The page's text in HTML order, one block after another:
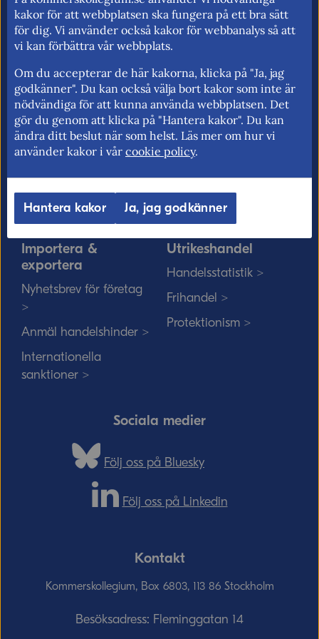
för fri rörlighet på EU:s inre marknad.
Kommerskollegium
Jobba hos oss >
Sök medarbetare >
Vårt uppdrag på
minoritetsspråk och
teckenspråk >
EU-rätten
Utan personnummer i
Sverige >
Solvit löser problem i EU
Myndigheter, kommuner
och EU-rätten >
Importera &
exportera
Nyhetsbrev för företag
>
Anmäl handelshinder >
Internationella
sanktioner >
Utrikeshandel
Handelsstatistik >
Frihandel >
Protektionism >
Sociala medier
Följ oss på Bluesky
Följ oss på Linkedin
Kontakt
Kommerskollegium, Box 6803, 113 86 Stockholm
Besöksadress: Fleminggatan 14
kakor för att webbplatsen ska fungera på ett bra sätt
för dig. Vi använder också kakor för webbanalys så att
vi kan förbättra vår webbplats.
Om du accepterar de här kakorna, klicka på "Ja, jag
godkänner". Du kan också välja bort kakor som inte är
nödvändiga för att kunna använda webbplatsen. Det
gör du genom att klicka på "Hantera kakor". Du kan
ändra ditt beslut när som helst. Läs mer om hur vi
använder kakor i vår cookie policy.
Hantera kakor Ja, jag godkänner